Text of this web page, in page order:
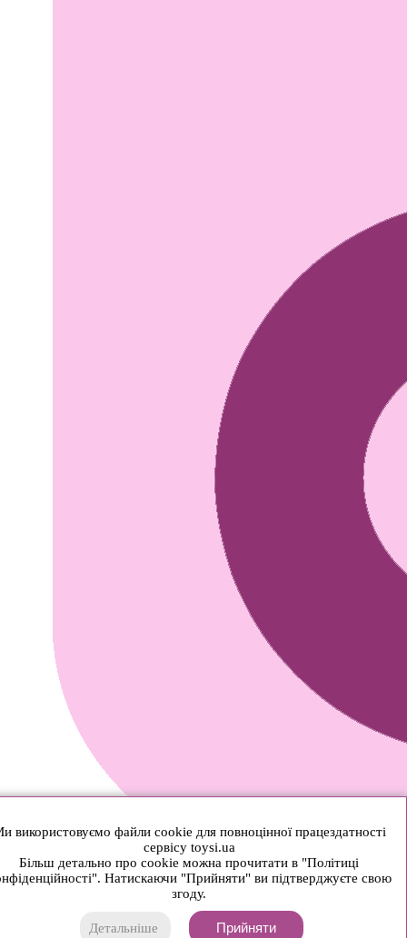
використовуємо файли cookie для повноцінної працездатності
сервісу toysi.ua
Більш детально про cookie можна прочитати в "Політиці
Натискаючи "Прийняти" ви підтверджуєте свою
згоду.
Детальніше Прийняти
© 2026 Toysi.ua